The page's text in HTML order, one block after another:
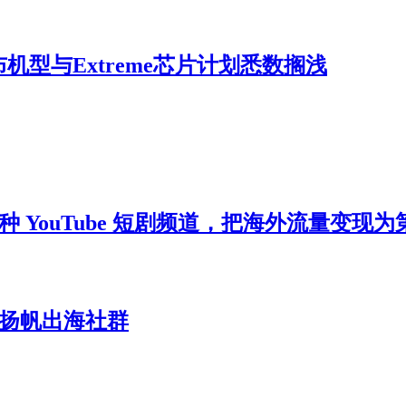
型与Extreme芯片计划悉数搁浅
YouTube 短剧频道，把海外流量变现为
帆出海社群